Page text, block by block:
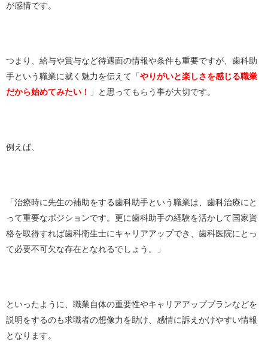
が感情です。
つまり、給与や賞与など待遇面の情報や条件も重要ですが、歯科助
手という職業に就く魅力を伝えて「やりがいと楽しさを感じる職業
だから始めてみたい！
」と思ってもらう事が大切です。
例えば、
「治療時に先生の補助をする歯科助手という職業は、歯科治療にと
って重要なポジションです。更に歯科助手の経験を活かして国家資
格を取得すれば歯科衛生士にキャリアアップでき、歯科医院にとっ
て必要不可欠な存在となれるでしょう。」
といったように、職業自体の重要性やキャリアアッププランなどを
説明をするのも求職者の想像力を助け、感情に訴えかけやすい情報
となります。